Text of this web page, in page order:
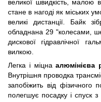
великої швидкість, малою
стане в нагоді як міських
великі дистанції. Байк
обладнана 29 "колесами,
дискової гідравлічної
вилкою.
Легка і міцна алюмінієва
Внутрішня проводка
запобіжить від фізичного
полегшує посадку і спуск